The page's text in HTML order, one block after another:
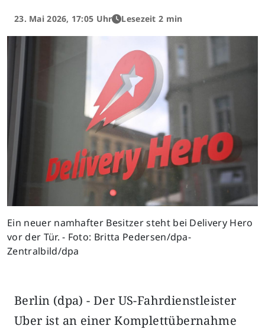
23. Mai 2026, 17:05 Uhr Lesezeit 2 min
Ein neuer namhafter Besitzer steht bei Delivery Hero
vor der Tür. - Foto: Britta Pedersen/dpa-
Zentralbild/dpa
Berlin (dpa) - Der US-Fahrdienstleister
Uber ist an einer Komplettübernahme